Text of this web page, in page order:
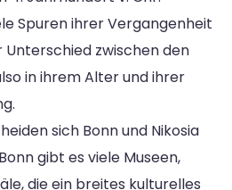
Spuren ihrer Vergangenheit
zwischen den
in ihrem Alter und ihrer
sich Bonn und Nikosia
gibt es viele Museen,
die ein breites kulturelles